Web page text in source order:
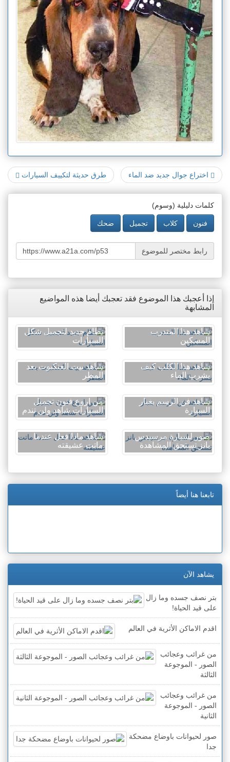
طرق حديثة لتكييف السيارات اختراع جوال جديد ضد الماء
كلمات دليلية (وسوم)
فنون كلاب تجميل ضحك
رابط مختصر للموضوع
إذا أعجبك هذا الموضوع فقد تعجبك أيضا هذه المواضيع
المشابهة
شاهد هذا المتدرب
المسكين
نظام جديد لتجميل شكل
السيارات
شاهد هذا الكلب كيف
يشرب الماء
شاهد بيت العنكبوت بعد
المطر
شاهد فن الرسم بغبار
السيارة
من اروع فنون تجميل
السيارات شاهد ولن تندم
صور لسيارة مرسيدس
بانز تستحق المشاهدة
شاهد ماذا فعل عندما
ماتت عشيقته
تابعنا هنا أيضاً
يشاهد الآن
بتر نصف جسده وما زال
على قيد الحياة!
اقدم الاماكن الأثرية في العالم
من غرائب وعجائب
الصور - الموجوعة
الثالثة
من غرائب وعجائب
الصور - الموجوعة
الثانية
صور لحيوانات باوضاع مضحكة
جدا